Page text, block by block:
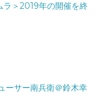
ラ＞2019年の開催を終
ーサー南兵衛＠鈴木幸